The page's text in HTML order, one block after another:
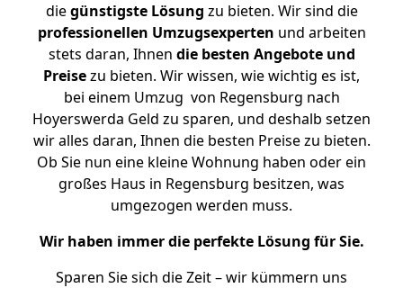
diegünstigste Lösung zu bieten. Wir sind die
professionellen Umzugsexperten und arbeiten
stets daran, Ihnen die besten Angebote und
Preisezu bieten. Wir wissen, wie wichtig es ist,
bei einem Umzug von Regensburg nach
Hoyerswerda Geld zu sparen, und deshalb setzen
wir alles daran, Ihnen die besten Preise zu bieten.
Ob Sie nun eine kleine Wohnung haben oder ein
großes Haus in Regensburg besitzen, was
umgezogen werden muss.
Wir haben immer die perfekte Lösung für Sie.
Sparen Sie sich die Zeit – wir kümmern uns